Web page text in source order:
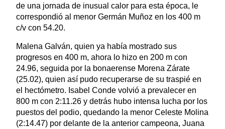
de una jornada de inusual calor para esta época, le
correspondió al menor Germán Muñoz en los 400 m
c/v con 54.20.
Malena Galván, quien ya había mostrado sus
progresos en 400 m, ahora lo hizo en 200 m con
24.96, seguida por la bonaerense Morena Zárate
(25.02), quien así pudo recuperarse de su traspié en
el hectómetro. Isabel Conde volvió a prevalecer en
800 m con 2:11.26 y detrás hubo intensa lucha por los
puestos del podio, quedando la menor Celeste Molina
(2:14.47) por delante de la anterior campeona, Juana